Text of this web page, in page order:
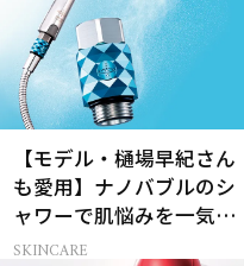
【モデル・樋場早紀さん
も愛用】ナノバブルのシ
ャワーで肌悩みを一気に
解決
SKINCARE